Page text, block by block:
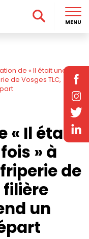
de « Il était une
de Vosges TLC,
« Il était
» à
de
filière
un
MENU